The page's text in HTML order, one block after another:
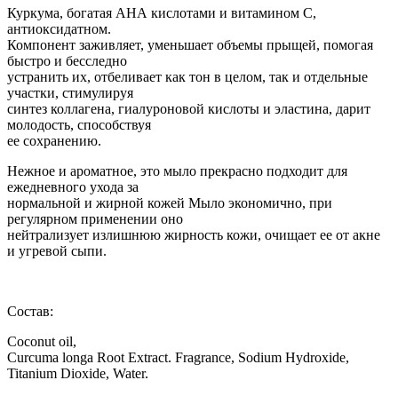
Куркума, богатая АНА кислотами и витамином С,
антиоксидатном.
Компонент заживляет, уменьшает объемы прыщей, помогая
быстро и бесследно
устранить их, отбеливает как тон в целом, так и отдельные
участки, стимулируя
синтез коллагена, гиалуроновой кислоты и эластина, дарит
молодость, способствуя
ее сохранению.
Нежное и ароматное, это мыло прекрасно подходит для
ежедневного ухода за
нормальной и жирной кожей Мыло экономично, при
регулярном применении оно
нейтрализует излишнюю жирность кожи, очищает ее от акне
и угревой сыпи.
Состав:
Coconut oil,
Curcuma longa Root Extract. Fragrance, Sodium Hydroxide,
Titanium Dioxide, Water.